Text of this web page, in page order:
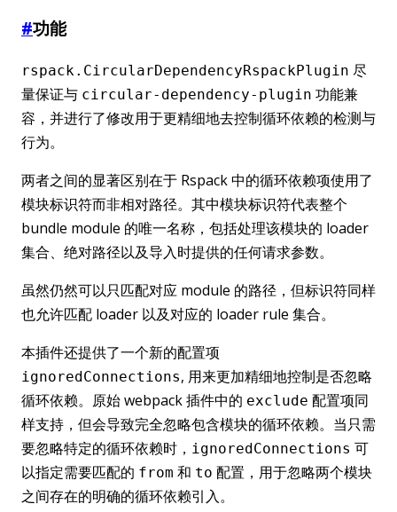
#功能
rspack.CircularDependencyRspackPlugin 尽
量保证与 circular-dependency-plugin 功能兼
容，并进行了修改用于更精细地去控制循环依赖的检测与
行为。
两者之间的显著区别在于 Rspack 中的循环依赖项使用了
模块标识符而非相对路径。其中模块标识符代表整个
bundle module 的唯一名称，包括处理该模块的 loader
集合、绝对路径以及导入时提供的任何请求参数。
虽然仍然可以只匹配对应 module 的路径，但标识符同样
也允许匹配 loader 以及对应的 loader rule 集合。
本插件还提供了一个新的配置项
ignoredConnections, 用来更加精细地控制是否忽略
循环依赖。原始 webpack 插件中的 exclude 配置项同
样支持，但会导致完全忽略包含模块的循环依赖。当只需
要忽略特定的循环依赖时， ignoredConnections 可
以指定需要匹配的 from 和 to 配置，用于忽略两个模块
之间存在的明确的循环依赖引入。